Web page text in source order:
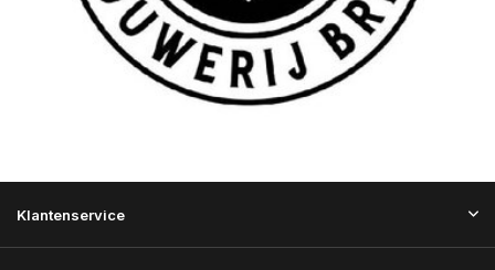
Klantenservice